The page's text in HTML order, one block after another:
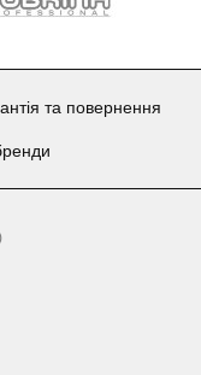
та повернення